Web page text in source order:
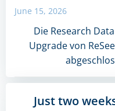
June 15, 2026
Die Research
Upgrade von
Just two